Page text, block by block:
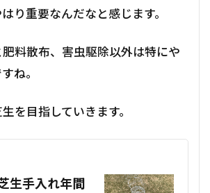
り重要なんだなと感じます。
肥料散布、害虫駆除以外は特にや
ね。
を目指していきます。
生手入れ年間